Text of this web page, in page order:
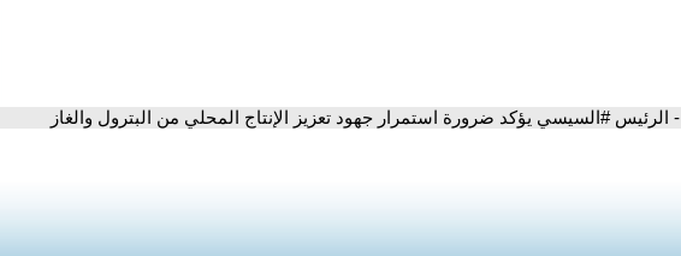
- الرئيس #السيسي يؤكد ضرورة استمرار جهود تعزيز الإنتاج المحلي من البترول والغاز